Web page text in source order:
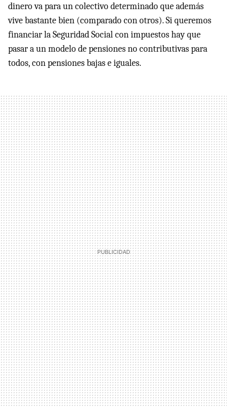
dinero va para un colectivo determinado que además
vive bastante bien (comparado con otros). Si queremos
financiar la Seguridad Social con impuestos hay que
pasar a un modelo de pensiones no contributivas para
todos, con pensiones bajas e iguales.